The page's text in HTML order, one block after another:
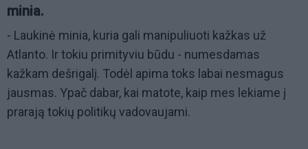
minia.
- Laukinė minia, kuria gali manipuliuoti kažkas už
Atlanto. Ir tokiu primityviu būdu - numesdamas
kažkam dešrigalį. Todėl apima toks labai nesmagus
jausmas. Ypač dabar, kai matote, kaip mes lekiame į
prarają tokių politikų vadovaujami.